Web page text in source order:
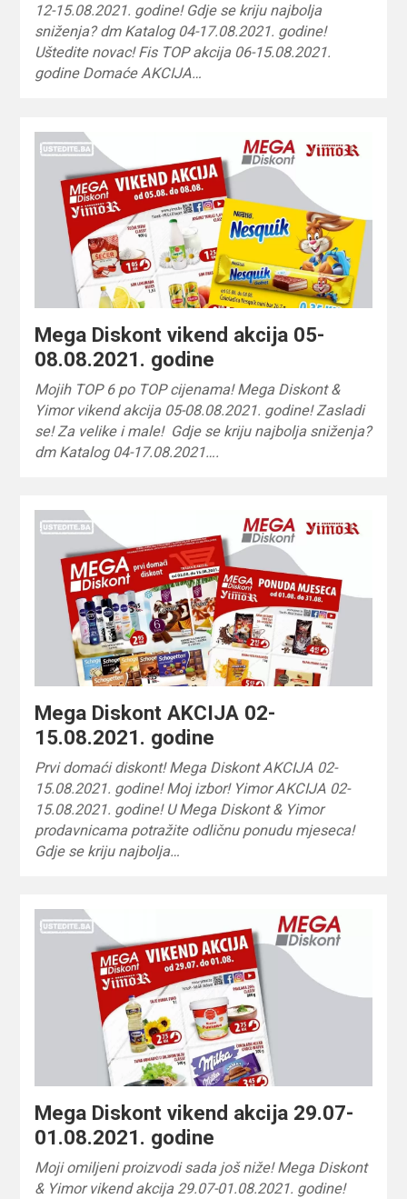
12-15.08.2021. godine! Gdje se kriju najbolja
sniženja? dm Katalog 04-17.08.2021. godine!
Uštedite novac! Fis TOP akcija 06-15.08.2021.
godine Domaće AKCIJA…
Mega Diskont vikend akcija 05-
08.08.2021. godine
Mojih TOP 6 po TOP cijenama! Mega Diskont &
Yimor vikend akcija 05-08.08.2021. godine! Zasladi
se! Za velike i male! Gdje se kriju najbolja sniženja?
dm Katalog 04-17.08.2021….
Mega Diskont AKCIJA 02-
15.08.2021. godine
Prvi domaći diskont! Mega Diskont AKCIJA 02-
15.08.2021. godine! Moj izbor! Yimor AKCIJA 02-
15.08.2021. godine! U Mega Diskont & Yimor
prodavnicama potražite odličnu ponudu mjeseca!
Gdje se kriju najbolja…
Mega Diskont vikend akcija 29.07-
01.08.2021. godine
Moji omiljeni proizvodi sada još niže! Mega Diskont
& Yimor vikend akcija 29.07-01.08.2021. godine!